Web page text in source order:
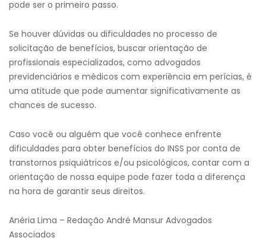
pode ser o primeiro passo.
Se houver dúvidas ou dificuldades no processo de
solicitação de benefícios, buscar orientação de
profissionais especializados, como advogados
previdenciários e médicos com experiência em perícias, é
uma atitude que pode aumentar significativamente as
chances de sucesso.
Caso você ou alguém que você conhece enfrente
dificuldades para obter benefícios do INSS por conta de
transtornos psiquiátricos e/ou psicológicos, contar com a
orientação de nossa equipe pode fazer toda a diferença
na hora de garantir seus direitos.
Anéria Lima – Redação André Mansur Advogados
Associados